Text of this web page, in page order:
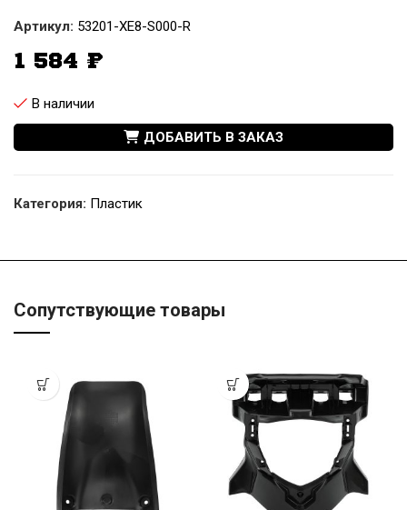
Артикул: 53201-XE8-S000-R
1 584 ₽
В наличии
ДОБАВИТЬ В ЗАКАЗ
Категория: Пластик
Сопутствующие товары